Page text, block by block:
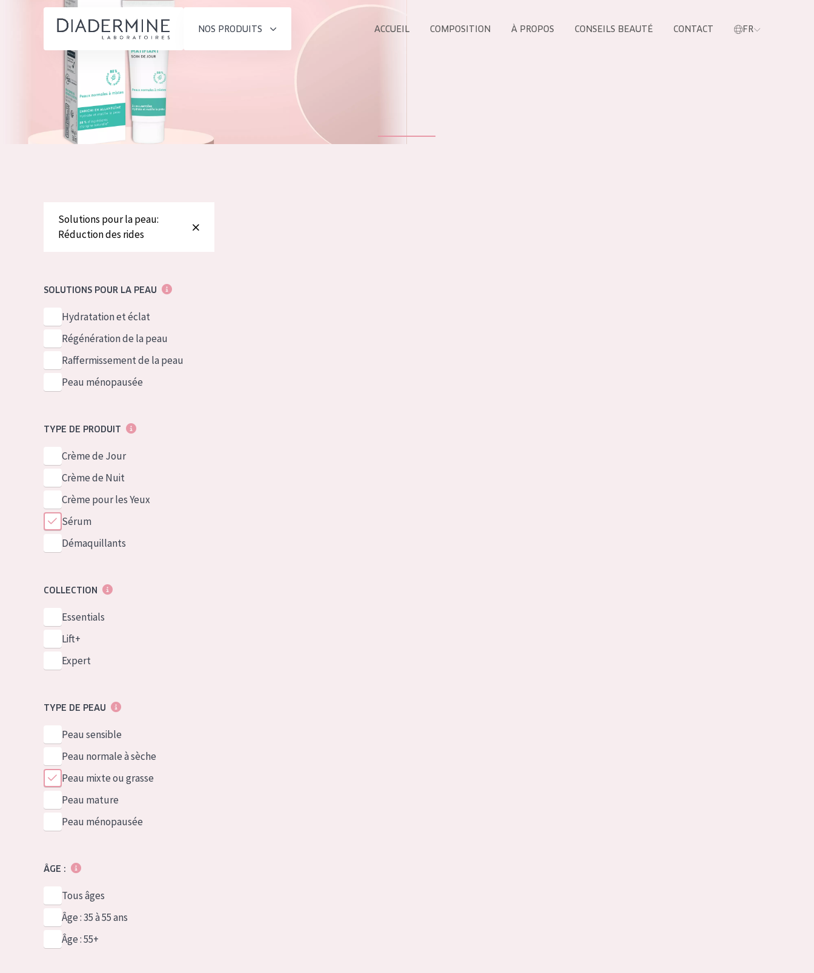
NOS PRODUITS
SOLUTIONS POUR LA PEAU
Hydratation et éclat
Réduction des rides
Peau ménopausée
Crème de Nuit
ACCUEIL COMPOSITION À PROPOS CONSEILS BEAUTÉ CONTACT FR
Composition
À propos
Solutions pour la peau:
Réduction des rides
SOLUTIONS POUR LA PEAU
Hydratation et éclat
Régénération de la peau
Raffermissement de la peau
Peau ménopausée
TYPE DE PRODUIT
Crème de Jour
Crème de Nuit
Crème pour les Yeux
Sérum
Démaquillants
COLLECTION
Essentials
Lift+
Expert
TYPE DE PEAU
Peau sensible
Peau normale à sèche
Peau mixte ou grasse
Peau mature
Peau ménopausée
ÂGE :
Tous âges
Âge : 35 à 55 ans
Âge : 55+